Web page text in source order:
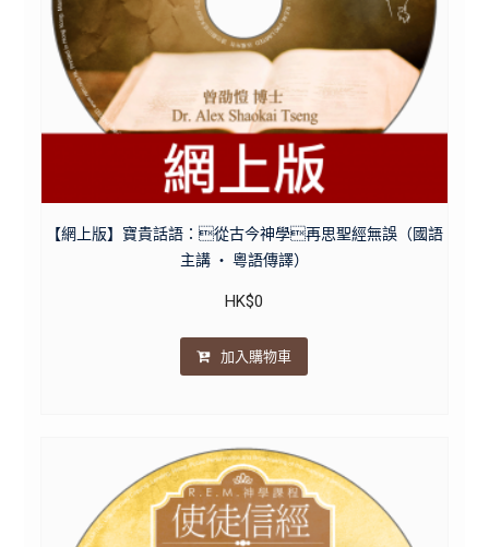
【網上版】寶貴話語：從古今神學再思聖經無誤（國語
主講 ・ 粵語傳譯）
HK$0
加入購物車